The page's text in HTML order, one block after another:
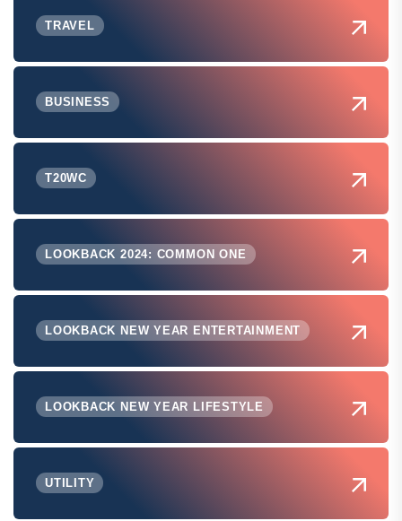
TRAVEL
BUSINESS
T20WC
LOOKBACK 2024: COMMON ONE
LOOKBACK NEW YEAR ENTERTAINMENT
LOOKBACK NEW YEAR LIFESTYLE
UTILITY